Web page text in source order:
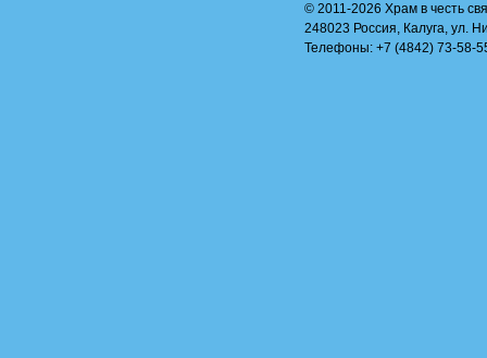
© 2011-2026 Храм в честь
248023 Россия, Калуга, ул.
Телефоны: +7 (4842) 73-58-